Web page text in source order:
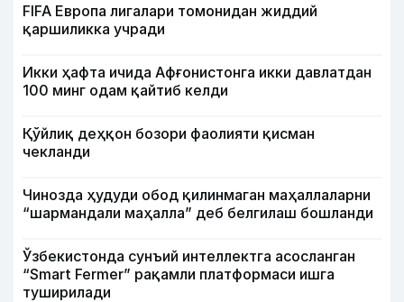
FIFA Европа лигалари томонидан жиддий
қаршиликка учради
Икки ҳафта ичида Афғонистонга икки давлатдан
100 минг одам қайтиб келди
Қўйлиқ деҳқон бозори фаолияти қисман
чекланди
Чинозда ҳудуди обод қилинмаган маҳаллаларни
“шармандали маҳалла” деб белгилаш бошланди
Ўзбекистонда сунъий интеллектга асосланган
“Smart Fermer” рақамли платформаси ишга
туширилади